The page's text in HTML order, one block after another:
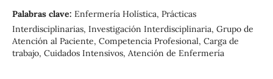
Palabras clave: Enfermería Holística, Prácticas
Interdisciplinarias, Investigación Interdisciplinaria, Grupo de
Atención al Paciente, Competencia Profesional, Carga de
trabajo, Cuidados Intensivos, Atención de Enfermería